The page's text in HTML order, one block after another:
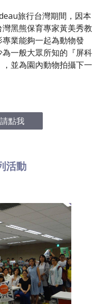
旅行台灣期間，因本
黑熊保育專家黃美秀教
業能夠一起為動物發
一般大眾所知的『屏科
並為園內動物拍攝下一
點我
活動